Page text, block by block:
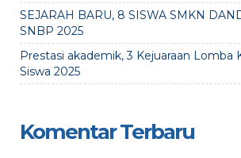
SEJARAH BARU, 8 SISWA SMKN
SNBP 2025
Prestasi akademik, 3 Kejuaraan Lomba
Siswa 2025
Komentar Terbaru